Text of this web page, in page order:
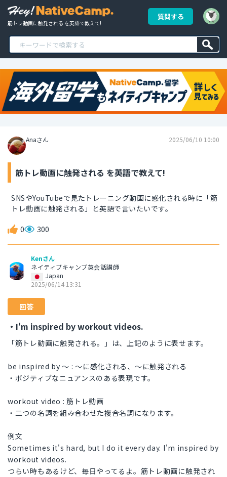
筋トレ動画に触発される を英語で教えて!
質問する
Anaさん 2025/06/10 10:00
筋トレ動画に触発される を英語で教えて!
SNSやYouTubeで見たトレーニング動画に感化される時に「筋
トレ動画に触発される」と英語で言いたいです。
0 300
Kenさん
ネイティブキャンプ英会話講師
Japan
2025/06/14 13:31
回答
・I'm inspired by workout videos.
「筋トレ動画に触発される。」は、上記のように表せます。
be inspired by 〜 : 〜に感化される、〜に触発される
・ポジティブなニュアンスのある表現です。
workout video : 筋トレ動画
・二つの名詞を組み合わせた複合名詞になります。
例文
Sometimes it's hard, but I do it every day. I'm inspired by
workout videos.
つらい時もあるけど、毎日やってるよ。筋トレ動画に触発され